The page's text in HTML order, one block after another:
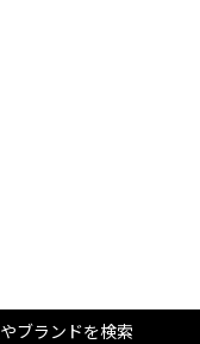
ブランドを検索